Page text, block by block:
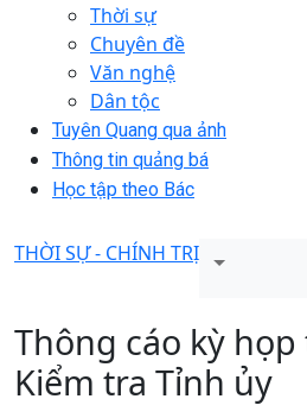
Thời sự
Chuyên đề
Văn nghệ
Dân tộc
Tuyên Quang qua ảnh
Thông tin quảng bá
Học tập theo Bác
THỜI SỰ - CHÍNH TRỊ
Thông cáo kỳ
Kiểm tra Tỉnh ủy